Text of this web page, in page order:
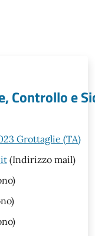
Controllo e
Grottaglie (TA)
(Indirizzo mail)